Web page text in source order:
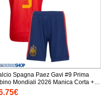
Spagna Paez Gavi #9 Prima
2026 Manica Corta +